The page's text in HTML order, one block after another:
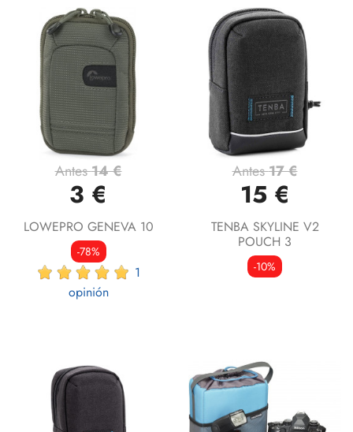
Antes14 €
3 €
LOWEPRO GENEVA 10
-78%
1
opinión
Antes17 €
15 €
TENBA SKYLINE V2
POUCH 3
-10%